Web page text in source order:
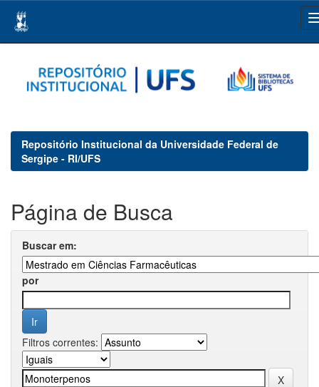
navigation
Repositório Institucional da Universidade Federal de
Sergipe - RI/UFS
Página de Busca
Buscar em:
por
Filtros correntes: